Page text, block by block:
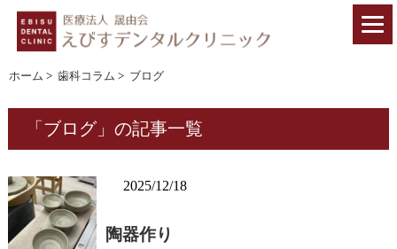
ホーム > 歯科コラム > ブログ
「ブログ」の記事一覧
2025/12/18
陶器作り